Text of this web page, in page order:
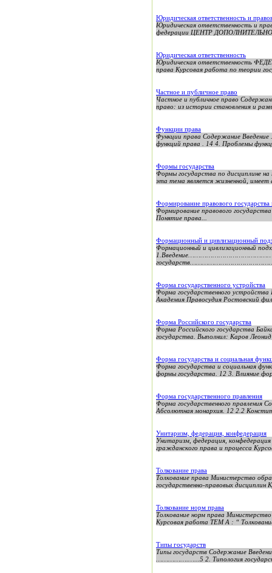
Юридическая ответственность и
Юридическая ответственность и
федерации ЦЕНТР
Юридическая ответственность
Юридическая ответственность
права Курсовая работа по теории
Частное и публичное право
Частное и публичное право
право: из истории
Функции права
Функции права Содержание
функций права . 14 4. Проблемы
Формы государства
Формы государства по дисциплине
эта тема является жизненной, имеет
Формирование правового государства
Формирование правового
Понятие права...
Формационный и цивлизационный
Формационный и цивлизационный
Форма государственного устройства
Форма государственного
Академия Правосудия Ростовский
Форма Российского государства
Форма Российского государства
государства. Выполнил: Каров
Форма государства и социальная
Форма государства и социальная
формы государства. 12 3. Влияние
Форма государственного правления
Форма государственного правления
Абсолютная монархия. 12 2.2
Унитаризм, федерация, конфедерация
Унитаризм, федерация,
гражданского права и процесса
Толкование права
Толкование права Министерство
государственно-правовых
Толкование норм права
Толкование норм права
Курсовая работа ТЕМ A : “
Типы государств
Типы государств Содержание
…………….…...5 2. Типология